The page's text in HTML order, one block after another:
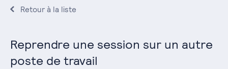
Retour à la liste
Reprendre une session sur un autre
poste de travail